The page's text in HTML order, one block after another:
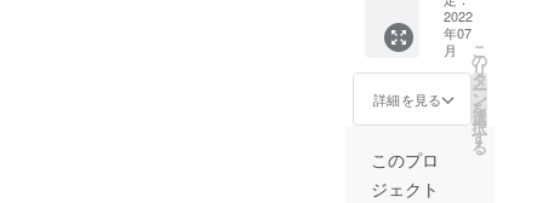
込） 30
名様限
定！
2022
年07
月
詳細を見る
こ
の
リ
タ
ー
ン
を
選
択
す
る
このプロ
ジェクト